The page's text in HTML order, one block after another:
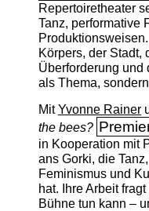
Repertoiretheater
Tanz, performative
Körpers, der Stadt,
Überforderung und
als Thema,
MitYvonne Rainer
the bees?
in Kooperation mit
ans Gorki, die
Feminismus und
hat. Ihre Arbeit
Bühne tun kann –